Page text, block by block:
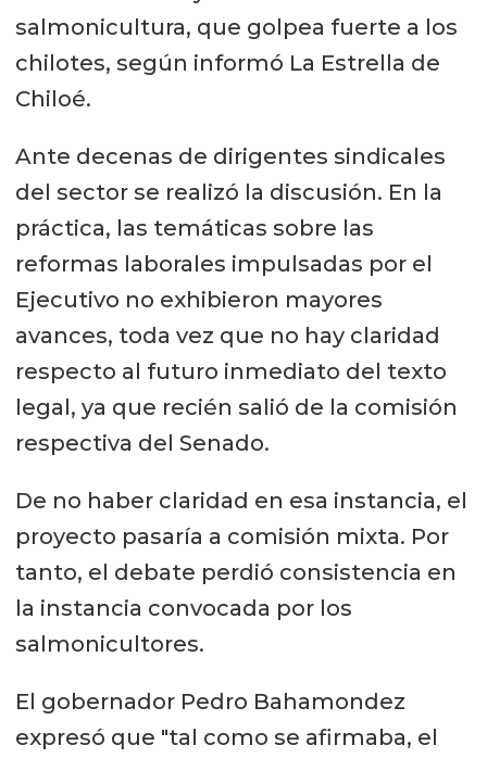
salmonicultura, que golpea fuerte a los
chilotes, según informó La Estrella de
Chiloé.
Ante decenas de dirigentes sindicales
del sector se realizó la discusión. En la
práctica, las temáticas sobre las
reformas laborales impulsadas por el
Ejecutivo no exhibieron mayores
avances, toda vez que no hay claridad
respecto al futuro inmediato del texto
legal, ya que recién salió de la comisión
respectiva del Senado.
De no haber claridad en esa instancia, el
proyecto pasaría a comisión mixta. Por
tanto, el debate perdió consistencia en
la instancia convocada por los
salmonicultores.
El gobernador Pedro Bahamondez
expresó que "tal como se afirmaba, el